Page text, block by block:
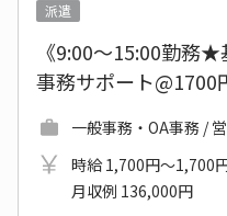
派遣
《9:00～15:00勤務
事務サポート@1700
一般事務・OA事務 /
時給 1,700円～1,700
月収例 136,000円